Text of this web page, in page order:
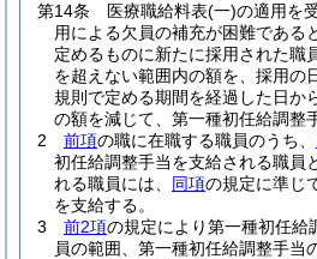
第14条
医療職給料表(一)の適用を
用による欠員の補充が困難である
定めるものに新たに採用された職
を超えない範囲内の額を、採用の
規則で定める期間を経過した日か
の額を減じて、第一種初任給調整
2
前項の職に在職する職員のうち、
初任給調整手当を支給される職員
れる職員には、 同項の規定に準じ
を支給する。
3
前2項の規定により第一種初任給
員の範囲、第一種初任給調整手当